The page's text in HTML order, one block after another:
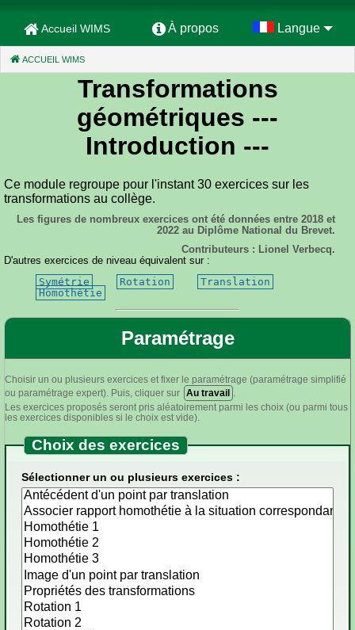
Accueil WIMS À propos Langue
ACCUEIL WIMS
Transformations
géométriques ---
Introduction ---
Ce module regroupe pour l'instant 30 exercices sur les
transformations au collège.
Les figures de nombreux exercices ont été données entre 2018 et
2022 au Diplôme National du Brevet.
Contributeurs : Lionel Verbecq.
D'autres exercices de niveau équivalent sur :
Symétrie
Rotation
Translation
Homothétie
Paramétrage
Choisir un ou plusieurs exercices et fixer le paramétrage (paramétrage simplifié
ou paramétrage expert). Puis, cliquer sur Au travail
Les exercices proposés seront pris aléatoirement parmi les choix (ou parmi tous
les exercices disponibles si le choix est vide).
Choix des exercices
Sélectionner un ou plusieurs exercices :